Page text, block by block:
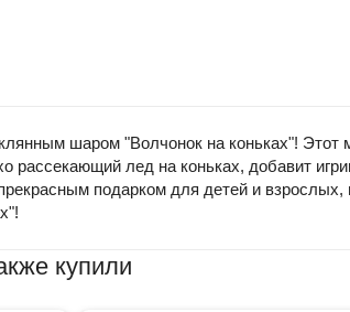
шаром "Волчонок на коньках"!
рассекающий лед на коньках, добавит
подарком для детей и
купили